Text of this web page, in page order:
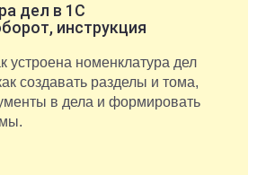
дел в 1С
инструкция
устроена номенклатура дел
создавать разделы и тома,
в дела и формировать